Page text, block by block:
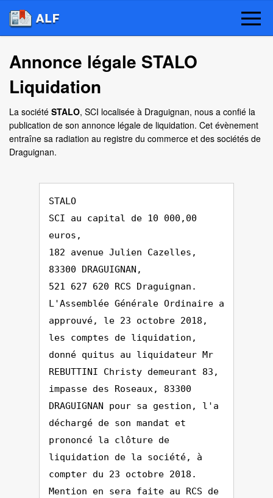
Annonce légale STALO
Liquidation
La société STALO, SCI localisée à Draguignan, nous a confié la
publication de son annonce légale de liquidation. Cet évènement
entraîne sa radiation au registre du commerce et des sociétés de
Draguignan.
STALO
SCI au capital de 10 000,00
euros,
182 avenue Julien Cazelles,
83300 DRAGUIGNAN,
521 627 620 RCS Draguignan.
L'Assemblée Générale Ordinaire a
approuvé, le 23 octobre 2018,
les comptes de liquidation,
donné quitus au liquidateur Mr
REBUTTINI Christy demeurant 83,
impasse des Roseaux, 83300
DRAGUIGNAN pour sa gestion, l'a
déchargé de son mandat et
prononcé la clôture de
liquidation de la société, à
compter du 23 octobre 2018.
Mention en sera faite au RCS de